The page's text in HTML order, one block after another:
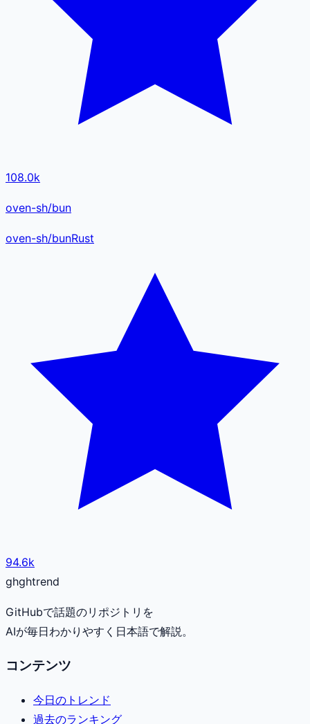
108.0k
oven-sh/bun
oven-sh/bunRust
94.6k
ghghtrend
GitHubで話題のリポジトリを
AIが毎日わかりやすく日本語で解説。
コンテンツ
今日のトレンド
過去のランキング